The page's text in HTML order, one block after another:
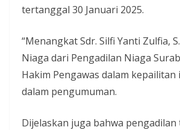
tertanggal 30 Januari 2025.
“Menangkat Sdr. Silfi Yanti Zulfia,
Niaga dari Pengadilan Niaga
Hakim Pengawas dalam kepailitan
dalam pengumuman.
Dijelaskan juga bahwa pengadilan